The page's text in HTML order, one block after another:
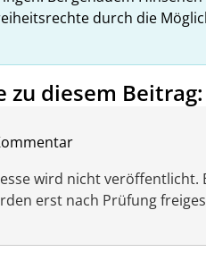
durch die
zu diesem Beitrag:
wird nicht
erst nach Prüfung